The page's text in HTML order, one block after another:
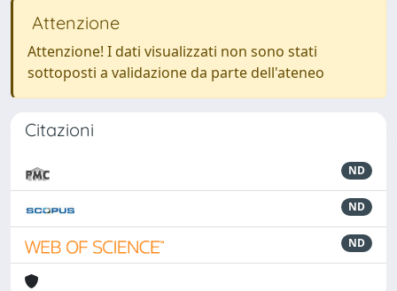
Attenzione
Attenzione! I dati visualizzati non sono stati
sottoposti a validazione da parte dell'ateneo
Citazioni
ND
ND
ND